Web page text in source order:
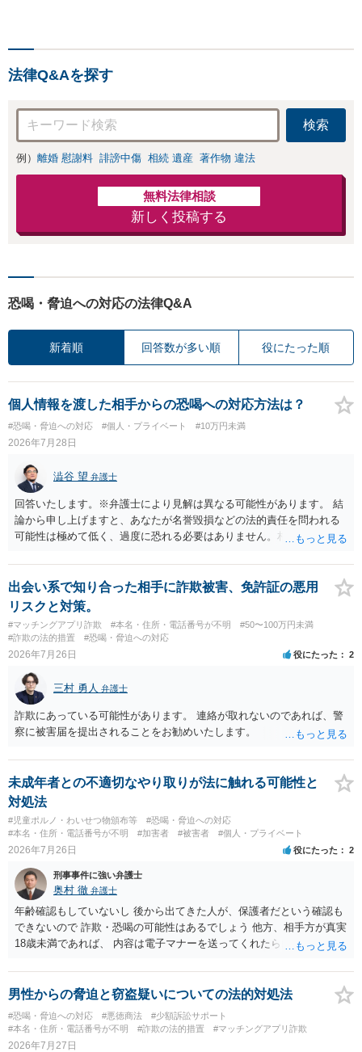
法律Q&Aを探す
検索
例） 離婚 慰謝料 誹謗中傷 相続 遺産 著作物 違法
無料法律相談
新しく投稿する
恐喝・脅迫への対応の法律Q&A
新着順 回答数が多い順 役にたった順
個人情報を渡した相手からの恐喝への対応方法は？
#恐喝・脅迫への対応 #個人・プライベート #10万円未満
2026年7月28日
澁谷 望 弁護士
回答いたします。※弁護士により見解は異なる可能性があります。 結
論から申し上げますと、あなたが名誉毀損などの法的責任を問われる
可能性は極めて低く、過度に恐れる必要はありません。相手の行為こ
は警察の介入を恐れて逃げた可能性が高いと考えられます。 今後の具
体的な対応は以下の通りです。 ・相手の要求は無視する（1対1のやり
取りで「詐欺か」と聞いただけで名誉毀損は成立しません） ・マイナ
ンバー総合フリーダイヤルへ連絡し、カードの一時停止と再発行手続
きを行う ・万が一に備え、会社には「個人情報を悪用されたトラブル
に巻き込まれた」と事前伝えておく すでに警察へ相談済みとのことで
加の報告を行ってください。
出会い系で知り合った相手に詐欺被害、免許証の悪用
リスクと対策。
#マッチングアプリ詐欺 #本名・住所・電話番号が不明
#50〜100万円未満
#詐欺の法的措置
#恐喝・脅迫への対応
2026年7月26日 役にたった 2
三村 勇人 弁護士
詐欺にあっている可能性があります。 連絡が取れないのであれば、警
察に被害届を提出されることをお勧めいたします。
未成年者との不適切なやり取りが法に触れる可能性と
対処法
#児童ポルノ・わいせつ物頒布等
#恐喝・脅迫への対応
#本名・住所・電話番号が不明
#加害者 #被害者 #個人・プライベート
2026年7月26日 役にたった 2
刑事事件に強い弁護士
奥村 徹 弁護士
年齢確認もしていないし 後から出てきた人が、保護者だという確認も
できないので 詐欺・恐喝の可能性はあるでしょう 他方、相手方が真実
18歳未満であれば、 内容は電子マナーを送ってくれたら自慰行為など
画の尺は10分ほど、服を着たままで胸を触って欲しい、などの要望を
して、要求された金額(1000円程度)の電子マネーを送信してしまいま
した。 そこから、撮影するまで暇なので顔の雰囲気の写真を交換して
欲しい、住んでいる都道府県と区を教えてと言われたので教えたりと
言ったやり取りをしていました。 というやりとりは、青少年条例違反
男性からの脅迫と窃盗疑いについての法的対処法
#恐喝・脅迫への対応 #悪徳商法
#少額訴訟サポート
#本名・住所・電話番号が不明
#詐欺の法的措置 #マッチングアプリ詐欺
2026年7月27日